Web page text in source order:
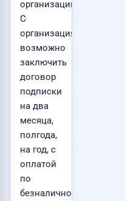
организацию.
С
организациями
возможно
заключить
договор
подписки
на два
месяца,
полгода,
на год, с
оплатой
по
безналичному